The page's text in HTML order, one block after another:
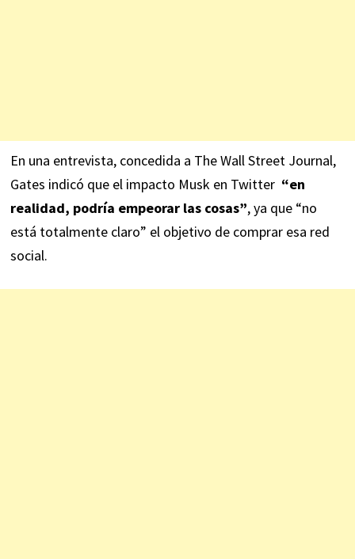
En una entrevista, concedida a The Wall Street Journal,
Gates indicó que el impacto Musk en Twitter “en
realidad, podría empeorar las cosas”, ya que “no
está totalmente claro” el objetivo de comprar esa red
social.